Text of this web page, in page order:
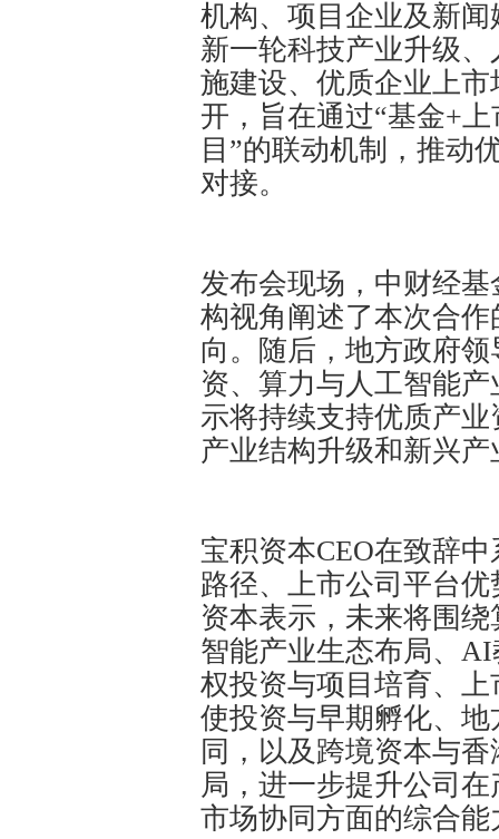
机构、项目企业及新
新一轮科技产业升级
施建设、优质企业上
开，旨在通过“基金+
目”的联动机制，推动
对接。
发布会现场，中财经
构视角阐述了本次合
向。随后，地方政府
资、算力与人工智能
示将持续支持优质产
产业结构升级和新兴
宝积资本CEO在致辞
路径、上市公司平台
资本表示，未来将围
智能产业生态布局、
权投资与项目培育、
使投资与早期孵化、
同，以及跨境资本与
局，进一步提升公司
市场协同方面的综合能